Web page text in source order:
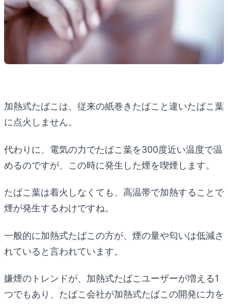
加熱式たばこは、従来の紙巻きたばこと違いたばこ葉
に点火しません。
代わりに、電気の力でたばこ葉を300度近い温度で温
めるのですが、この時に発生した煙を喫煙します。
たばこ葉は着火しなくても、高温帯で加熱することで
煙が発生するわけですね。
一般的に加熱式たばこの方が、煙の量や匂いは低減さ
れていると言われています。
嫌煙のトレンドが、加熱式たばこユーザーが増える1
つでもあり、たばこ会社が加熱式たばこの開発に力を